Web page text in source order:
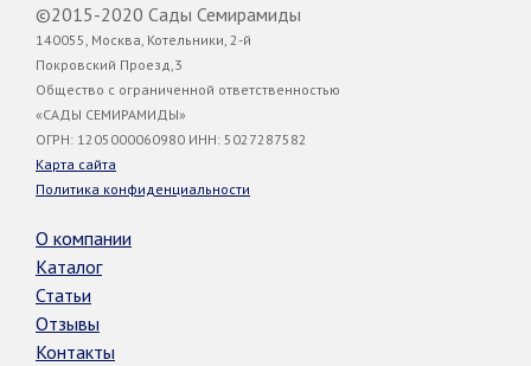
©2015-2020 Сады Семирамиды
140055, Москва, Котельники, 2-й
Покровский Проезд,3
Общество с ограниченной ответственностью
«САДЫ СЕМИРАМИДЫ»
ОГРН: 1205000060980 ИНН: 5027287582
Карта сайта
Политика конфиденциальности
О компании
Каталог
Статьи
Отзывы
Контакты